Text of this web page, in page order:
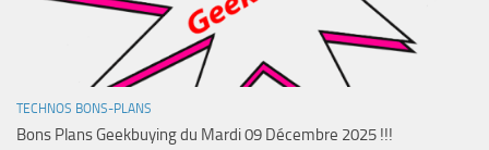
TECHNOS BONS-PLANS
Bons Plans Geekbuying du Mardi 09 Décembre 2025 !!!